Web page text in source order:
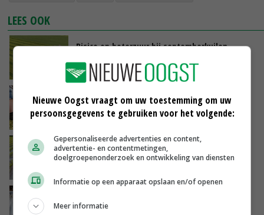
LEES OOK
Risico op boterzuur bij septemberkuilen
17-12-2024
Eurofins: tijdig gezaaide mais heeft
topkwaliteit
08-11-2024
Regen geeft twist aan ruwvoerrantsoen
structuur
Nieuwe Oogst vraagt om uw toestemming om uw
persoonsgegevens te gebruiken voor het volgende:
Gepersonaliseerde advertenties en content,
advertentie- en contentmetingen,
doelgroepenonderzoek en ontwikkeling van diensten
Informatie op een apparaat opslaan en/of openen
Meer informatie